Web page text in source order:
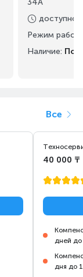
34А
доступно
Режим
Наличие: Под
Все
40 000 ₸
дней до
дня до